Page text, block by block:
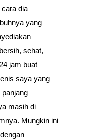
cara dia
yang
sehat,
jam buat
saya yang
panjang
masih di
Mungkin ini